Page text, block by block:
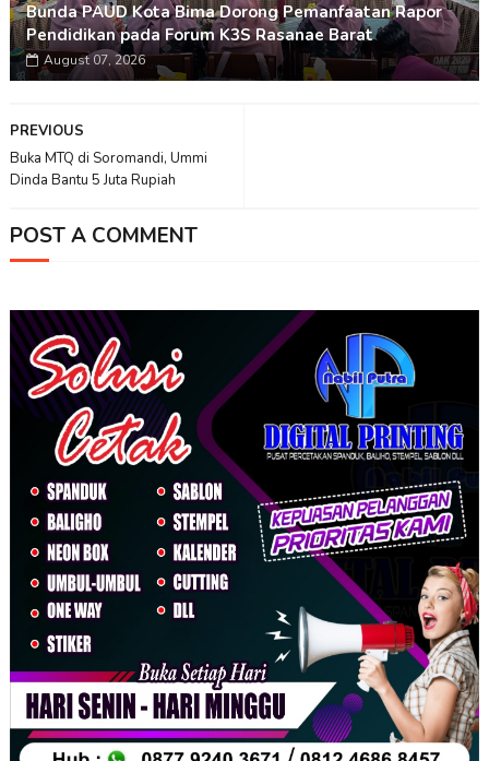
Bunda PAUD Kota Bima Dorong Pemanfaatan Rapor
Pendidikan pada Forum K3S Rasanae Barat
August 07, 2026
PREVIOUS
Buka MTQ di Soromandi, Ummi
Dinda Bantu 5 Juta Rupiah
POST A COMMENT